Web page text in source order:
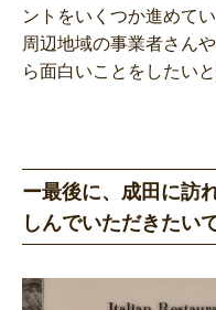
ントをいくつか進めてい
周辺地域の事業者さん
ら面白いことをしたい
ー最後に、成田に訪
しんでいただきたい